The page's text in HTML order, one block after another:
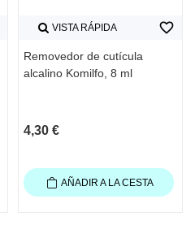
VISTA RÁPIDA
Removedor de cutícula
alcalino Komilfo, 8 ml
4,30 €
favorite_border
AÑADIR A LA CESTA